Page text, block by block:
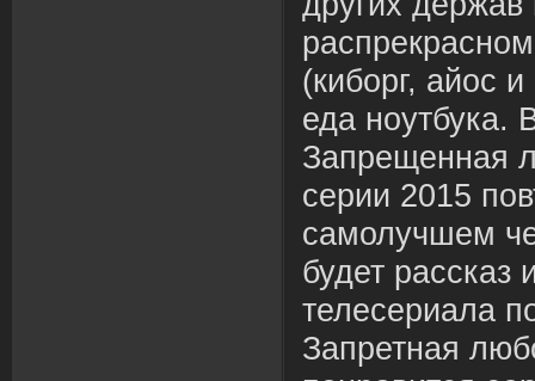
(киборг, айос
еда ноутбука.
Запрещенная
серии 2015
самолучшем
будет рассказ
телесериала
Запретная